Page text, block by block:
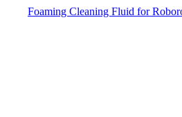
Foaming Cleaning Fluid for